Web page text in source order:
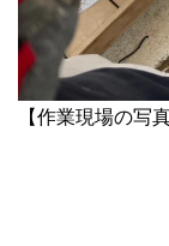
【作業現場の写真